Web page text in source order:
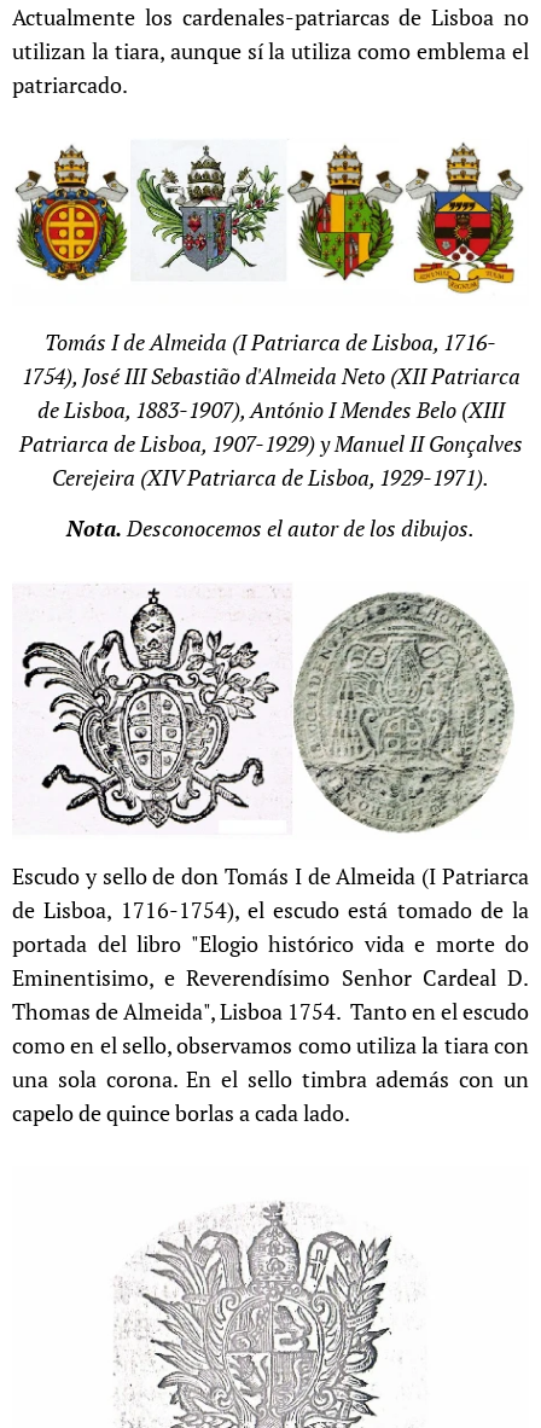
Actualmente los cardenales-patriarcas de Lisboa no
utilizan la tiara, aunque sí la utiliza como emblema el
patriarcado.
Tomás I de Almeida (I Patriarca de Lisboa, 1716-
1754), José III Sebastião d'Almeida Neto (XII Patriarca
de Lisboa, 1883-1907), António I Mendes Belo (XIII
Patriarca de Lisboa, 1907-1929) y Manuel II Gonçalves
Cerejeira (XIV Patriarca de Lisboa, 1929-1971).
Nota.Desconocemos el autor de los dibujos.
Escudo y sello de don Tomás I de Almeida (I Patriarca
de Lisboa, 1716-1754), el escudo está tomado de la
portada del libro "Elogio histórico vida e morte do
Eminentisimo, e Reverendísimo Senhor Cardeal D.
Thomas de Almeida", Lisboa 1754. Tanto en el escudo
como en el sello, observamos como utiliza la tiara con
una sola corona. En el sello timbra además con un
capelo de quince borlas a cada lado.